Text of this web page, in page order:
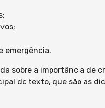
emergência.
sobre a importância de
do texto, que são as